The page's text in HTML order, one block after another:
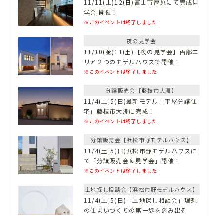
11/11(土)12(日)富士市厚原にて完成見
学会 開催！
※このイベントは終了しました
夜の見学会
11/10(金)11(土)【夜の見学会】西部エ
リア２つのモデルハウスで開催！
※このイベントは終了しました
分譲販売会【藤枝市大洲】
11/4(土)5(日)最新モデル「平屋分譲住
宅」藤枝市大洲に完成！
※このイベントは終了しました
分譲販売会【浜松市野モデルハウス】
11/4(土)5(日)浜松市野モデルハウスに
て「分譲販売会＆見学会」開催！
※このイベントは終了しました
土地探し相談会【浜松市野モデルハウス】
11/4(土)5(日)「土地探し相談会」理想
の住まいづくりの第一歩を踏み出そ